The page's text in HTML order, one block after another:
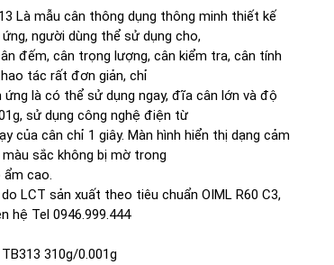
Là mẫu cân thông dụng thông minh thiết kế
người dùng thể sử dụng cho,
đếm, cân trọng lượng, cân kiểm tra, cân tính
tác rất đơn giản, chỉ
ứng là có thể sử dụng ngay, đĩa cân lớn và độ
sử dụng công nghệ điện từ
của cân chỉ 1 giây. Màn hình hiển thị dạng cảm
sắc không bị mờ trong
cao.
LCT sản xuất theo tiêu chuẩn OIML R60 C3,
hệ Tel 0946.999.444
310g/0.001g